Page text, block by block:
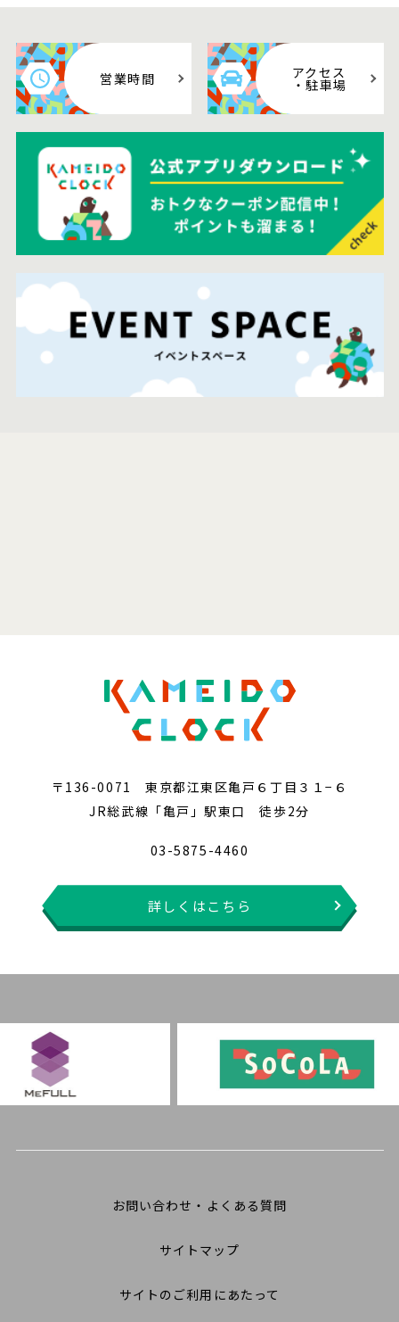
営業時間 アクセス
・駐車場
〒136-0071 東京都江東区亀戸６丁目３１−６
JR総武線「亀戸」駅東口 徒歩2分
03-5875-4460
詳しくはこちら
お問い合わせ・よくある質問
サイトマップ
サイトのご利用にあたって